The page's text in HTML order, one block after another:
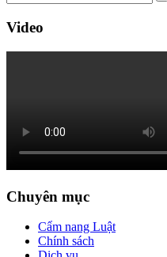
Video
Chuyên mục
Cẩm nang Luật
Chính sách